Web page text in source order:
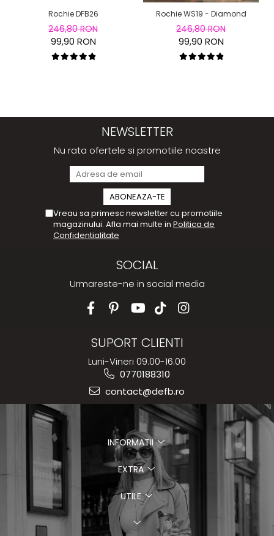
Rochie DFB26
246,80 RON
99,90 RON
Rochie WS19 - Diamond
246,80 RON
99,90 RON
NEWSLETTER
Nu rata ofertele si promotiile noastre
Vreau sa primesc newsletter cu promotiile
magazinului. Afla mai multe in Politica de
Confidentialitate
SOCIAL
Urmareste-ne in social media
SUPORT CLIENTI
Luni-Vineri 09.00-16.00
0770188310
contact@defb.ro
INFORMATII
EXTRA
UTILE